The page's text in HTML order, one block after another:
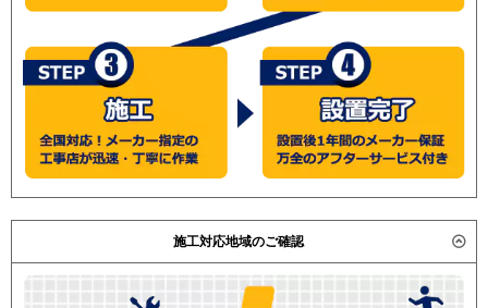
施工対応地域のご確認